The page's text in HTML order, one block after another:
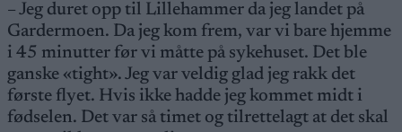
– Jeg duret opp til Lillehammer da jeg landet på
Gardermoen. Da jeg kom frem, var vi bare hjemme
i 45 minutter før vi måtte på sykehuset. Det ble
ganske «tight». Jeg var veldig glad jeg rakk det
første flyet. Hvis ikke hadde jeg kommet midt i
fødselen. Det var så timet og tilrettelagt at det skal